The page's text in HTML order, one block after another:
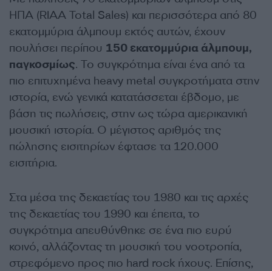
ΗΠΑ (RIAA Total Sales) και περισσότερα από 80
εκατομμύρια άλμπουμ εκτός αυτών, έχουν
πουλήσει περίπου 150 εκατομμύρια άλμπουμ,
παγκοσμίως. Το συγκρότημα είναι ένα από τα
πιο επιτυχημένα heavy metal συγκροτήματα στην
ιστορία, ενώ γενικά κατατάσσεται έβδομο, με
βάση τις πωλήσεις, στην ως τώρα αμερικανική
μουσική ιστορία. Ο μέγιστος αριθμός της
πώλησης εισιτηρίων έφτασε τα 120.000
εισιτήρια.
Στα μέσα της δεκαετίας του 1980 και τις αρχές
της δεκαετίας του 1990 και έπειτα, το
συγκρότημα απευθύνθηκε σε ένα πιο ευρύ
κοινό, αλλάζοντας τη μουσική του νοοτροπία,
στρεφόμενο προς πιο hard rock ήχους. Επίσης,